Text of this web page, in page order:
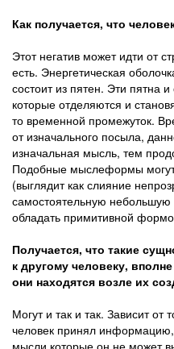
Как получается, что
Этот негатив может идти от
есть. Энергетическая
состоит из пятен. Эти
которые отделяются и
то временной промежуток.
от изначального посыла,
изначальная мысль, тем
Подобные мыслеформы
(выглядит как слияние
самостоятельную
обладать примитивной
Получается, что такие
к другому человеку,
они находятся возле их
Могут и так и так. Зависит от
человек принял информацию,
мысли которые он не может